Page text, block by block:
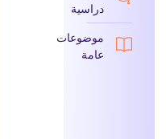
دراسية
موضوعات
عامة